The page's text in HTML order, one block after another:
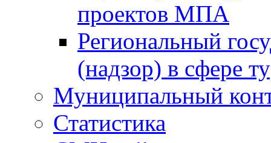
проектов МПА
Региональный
(надзор) в сфере
Муниципальный
Статистика